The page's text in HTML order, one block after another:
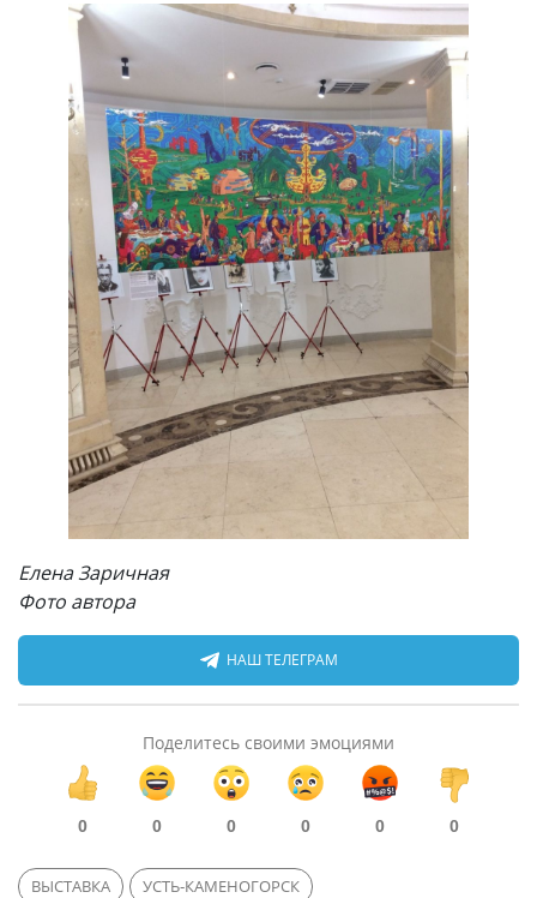
Елена Заричная
Фото автора
НАШ ТЕЛЕГРАМ
Поделитесь своими эмоциями
0 0 0 0 0 0
ВЫСТАВКА УСТЬ-КАМЕНОГОРСК